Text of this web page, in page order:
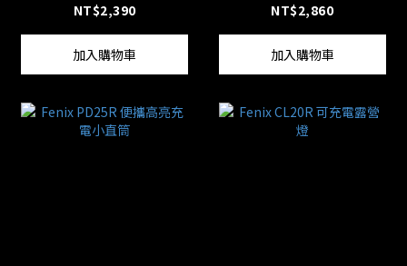
NT$2,390
加入購物車
NT$2,860
加入購物車